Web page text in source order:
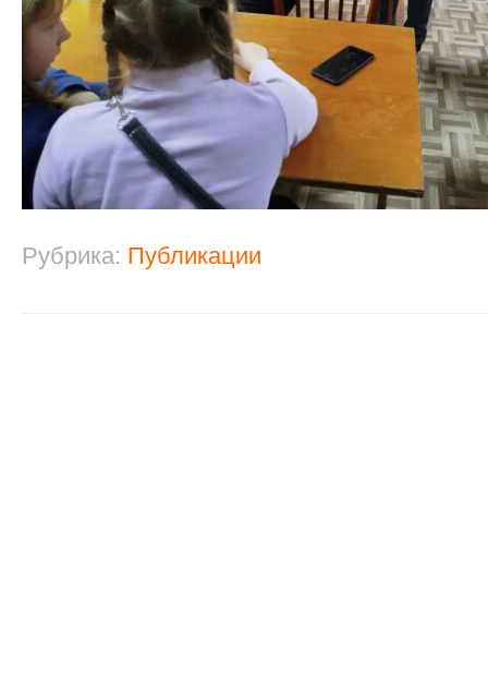
Рубрика: Публикации